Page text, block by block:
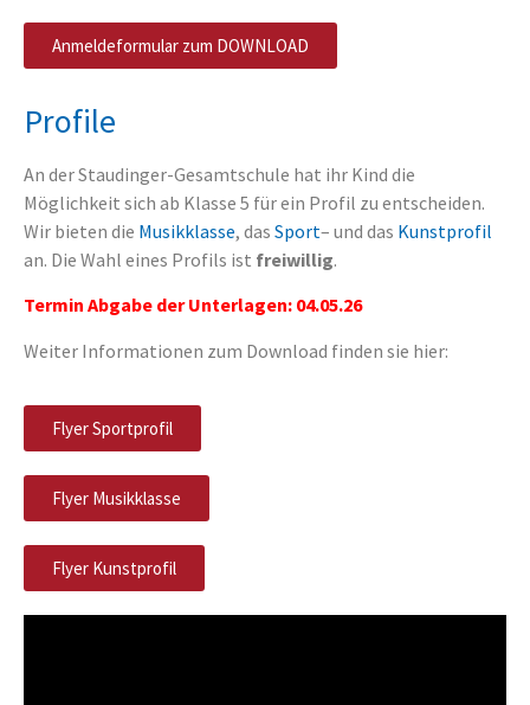
Anmeldeformular zum DOWNLOAD
Profile
An der Staudinger-Gesamtschule hat ihr Kind die
Möglichkeit sich ab Klasse 5 für ein Profil zu entscheiden.
Wir bieten die Musikklasse, das Sport– und das Kunstprofil
an. Die Wahl eines Profils ist freiwillig.
Termin Abgabe der Unterlagen: 04.05.26
Weiter Informationen zum Download finden sie hier:
Flyer Sportprofil
Flyer Musikklasse
Flyer Kunstprofil